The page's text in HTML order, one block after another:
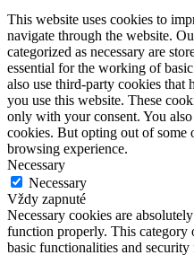
This website uses cookies to
navigate through the website.
categorized as necessary are
essential for the working of
also use third-party cookies that
you use this website. These
only with your consent. You
cookies. But opting out of some
browsing experience.
Necessary
Necessary
Vždy zapnuté
Necessary cookies are
function properly. This category
basic functionalities and